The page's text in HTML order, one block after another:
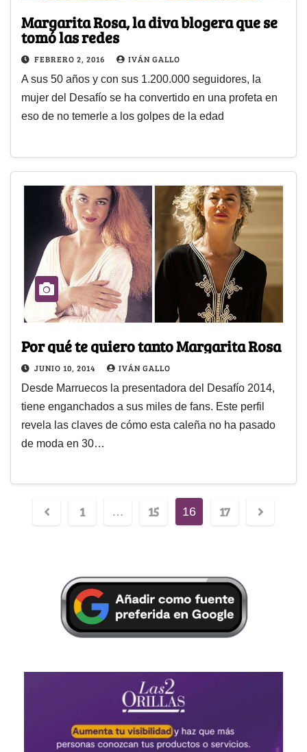
Margarita Rosa, la diva blogera que se
tomó las redes
FEBRERO 2, 2016 IVÁN GALLO
A sus 50 años y con sus 1.200.000 seguidores, la
mujer del Desafío se ha convertido en una profeta en
eso de no temerle a los golpes de la edad
Por qué te quiero tanto Margarita Rosa
JUNIO 10, 2014 IVÁN GALLO
Desde Marruecos la presentadora del Desafío 2014,
tiene enganchados a sus miles de fans. Este perfil
revela las claves de cómo esta caleña no ha pasado
de moda en 30…
1 … 15 16 17